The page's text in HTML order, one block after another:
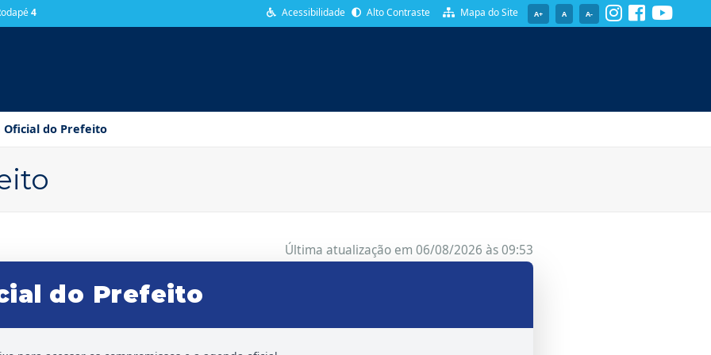
4 Acessibilidade Alto Contraste Mapa do Site A+ A A-
Oficial do Prefeito
Última atualização em 06/08/2026 às 09:53
do Prefeito